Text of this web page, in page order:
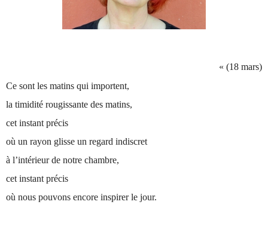
« (18 mars)
Ce sont les matins qui importent,
la timidité rougissante des matins,
cet instant précis
où un rayon glisse un regard indiscret
à l’intérieur de notre chambre,
cet instant précis
où nous pouvons encore inspirer le jour.